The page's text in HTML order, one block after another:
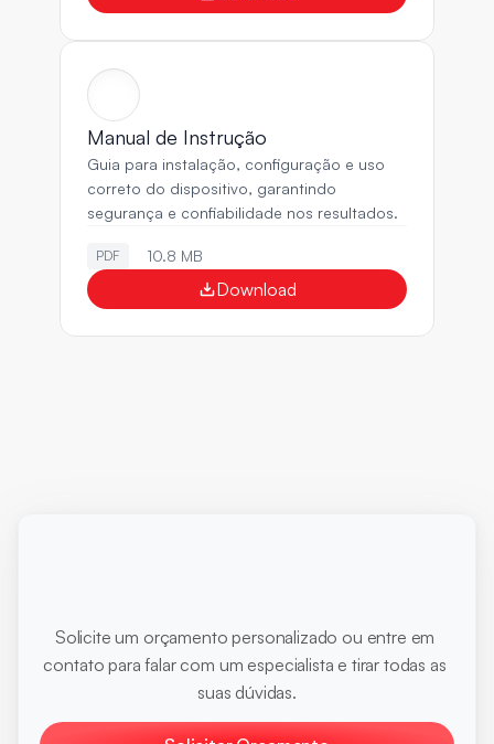
Manual de Instrução
Guia para instalação, configuração e uso
correto do dispositivo, garantindo
segurança e confiabilidade nos resultados.
PDF 10.8 MB
Download
Solicite um orçamento personalizado ou entre em
contato para falar com um especialista e tirar todas as
suas dúvidas.